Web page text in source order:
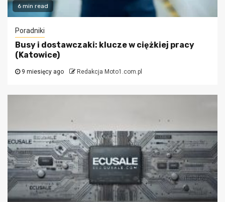
6 min read
Poradniki
Busy i dostawczaki: klucze w ciężkiej pracy
(Katowice)
9 miesięcy ago Redakcja Moto1.com.pl